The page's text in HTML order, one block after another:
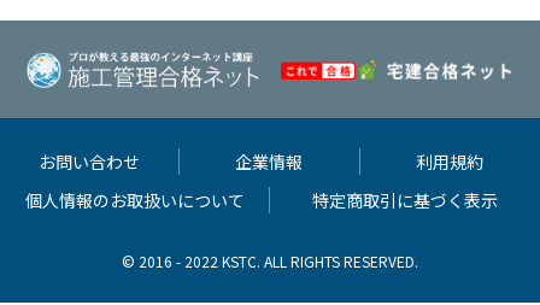
お問い合わせ 企業情報
利用規約
個人情報のお取扱いについて
特定商取引に基づく表示
© 2016 - 2022 KSTC. ALL RIGHTS RESERVED.